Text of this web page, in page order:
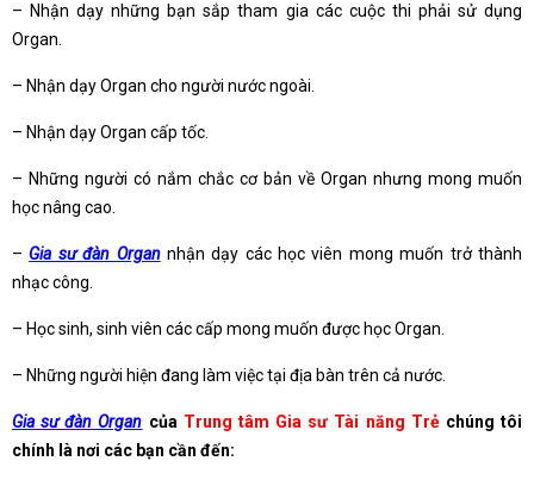
– Nhận dạy những bạn sắp tham gia các cuộc thi phải sử dụng
Organ.
– Nhận dạy Organ cho người nước ngoài.
– Nhận dạy Organ cấp tốc.
– Những người có nắm chắc cơ bản về Organ nhưng mong muốn
học nâng cao.
– Gia sư đàn Organnhận dạy các học viên mong muốn trở thành
nhạc công.
– Học sinh, sinh viên các cấp mong muốn được học Organ.
– Những người hiện đang làm việc tại địa bàn trên cả nước.
Gia sư đàn Organ của Trung tâm Gia sư Tài năng Trẻchúng tôi
chính là nơi các bạn cần đến: